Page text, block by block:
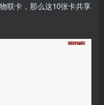
联卡，那么这10张卡共享